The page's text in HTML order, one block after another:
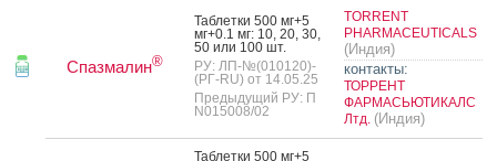
Спазмалин®
Таб­летки 500 мг+5
мг+0.1 мг: 10, 20, 30,
50 или 100 шт.
РУ: ЛП-№(010120)-
(РГ-RU) от 14.05.25
Предыдущий РУ: П
N015008/02
TORRENT
PHARMACEUTICALS
(Индия)
контакты:
ТОРРЕНТ
ФАРМАСЬЮТИКАЛС
Лтд. (Индия)
Таб­летки 500 мг+5